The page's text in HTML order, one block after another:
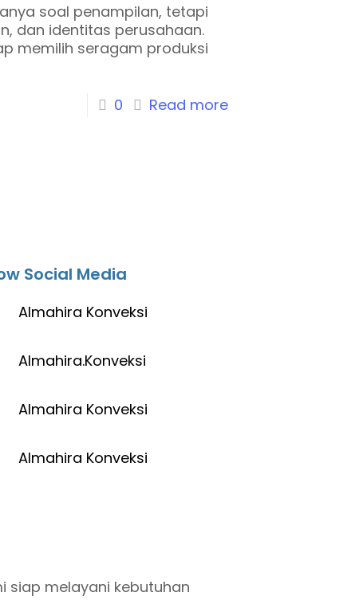
soal penampilan, tetapi
dan identitas perusahaan.
memilih seragam produksi
0 Read more
Social Media
Almahira Konveksi
Almahira.Konveksi
Almahira Konveksi
Almahira Konveksi
siap melayani kebutuhan